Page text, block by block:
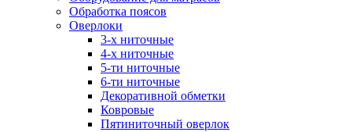
Обработка поясов
Оверлоки
3-х ниточные
4-х ниточные
5-ти ниточные
6-ти ниточные
Декоративной обметки
Ковровые
Пятиниточный оверлок